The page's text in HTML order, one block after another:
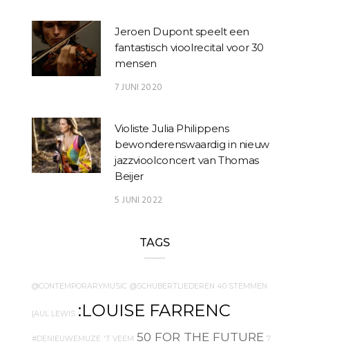
Jeroen Dupont speelt een
fantastisch vioolrecital voor 30
mensen
7 JUNI 2020
Violiste Julia Philippens
bewonderenswaardig in nieuw
jazzvioolconcert van Thomas
Beijer
5 JUNI 2022
TAGS
@CONTEMPORARYMUSIC @SCHUBERTLIEDEREN 40 STEMMEN
{AUL LEWIS :LOUISE FARRENC
#DENIEUWEMUZE 'T VEEM 50 FOR THE FUTURE 7